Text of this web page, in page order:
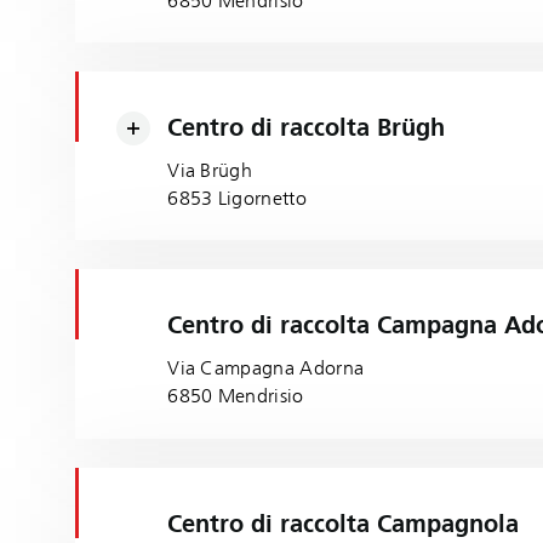
Centro di raccolta Brügh
Via Brügh
6853 Ligornetto
Centro di raccolta Campagna
Via Campagna Adorna
6850 Mendrisio
Centro di raccolta Campagnola